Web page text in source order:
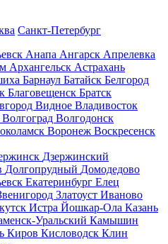
Санкт-Петербург
Анапа Ангарск Апрелевка
Архангельск Астрахань
Барнаул Батайск Белгород
Благовещенск Братск
Видное Владивосток
Волгоград Волгодонск
Воронеж Воскресенск
Дзержинский
Долгопрудный Домодедово
Екатеринбург Елец
Златоуст Иваново
Истра Йошкар-Ола Казань
Уральский Камышин
Киров Кисловодск Клин